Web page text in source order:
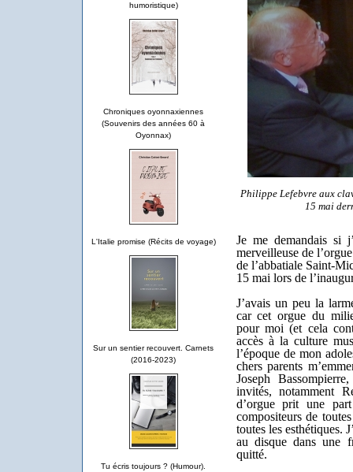
humoristique)
Chroniques oyonnaxiennes
(Souvenirs des années 60 à
Oyonnax)
L'Italie promise (Récits de voyage)
Sur un sentier recouvert. Carnets
(2016-2023)
Tu écris toujours ? (Humour).
Philippe Lefebvre aux
15 mai
Je me demandais si
merveilleuse de
de l’abbatiale Saint-
15 mai lors de
J’avais un peu la
car cet orgue du
pour moi (et cela
accès à la culture
l’époque de mon
chers parents
Joseph
invités, notamment
d’orgue prit une
compositeurs de
toutes les esthétiques.
au disque dans une
quitté.